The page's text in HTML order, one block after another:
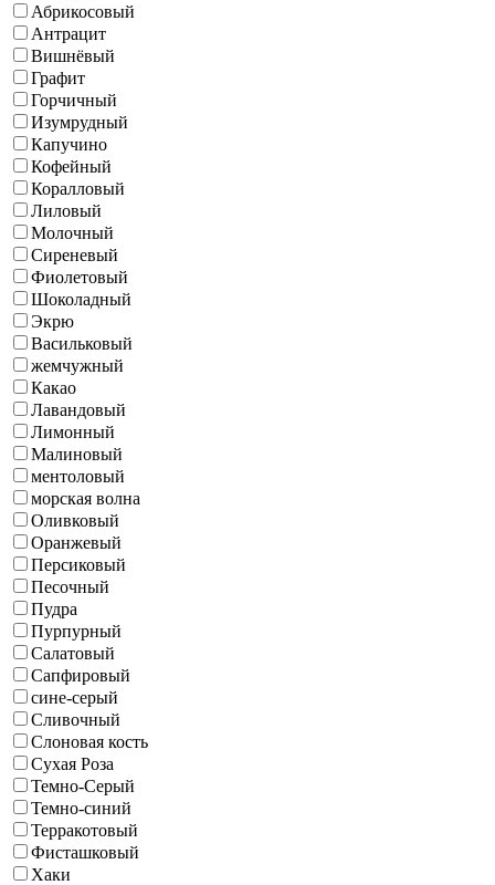
Абрикосовый
Антрацит
Вишнёвый
Графит
Горчичный
Изумрудный
Капучино
Кофейный
Коралловый
Лиловый
Молочный
Сиреневый
Фиолетовый
Шоколадный
Экрю
Васильковый
жемчужный
Какао
Лавандовый
Лимонный
Малиновый
ментоловый
морская волна
Оливковый
Оранжевый
Персиковый
Песочный
Пудра
Пурпурный
Салатовый
Сапфировый
сине-серый
Сливочный
Слоновая кость
Сухая Роза
Темно-Серый
Темно-синий
Терракотовый
Фисташковый
Хаки